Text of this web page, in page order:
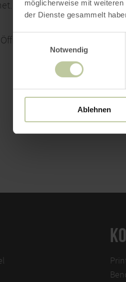
möglicherweise mit
der Dienste gesammelt
Notwendig
Ablehnen
findest du